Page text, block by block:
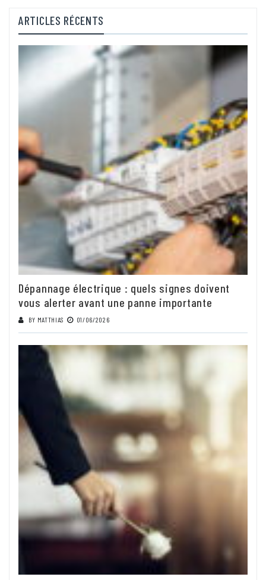
ARTICLES RÉCENTS
Dépannage électrique : quels signes doivent
vous alerter avant une panne importante
BY MATTHIAS 01/06/2026